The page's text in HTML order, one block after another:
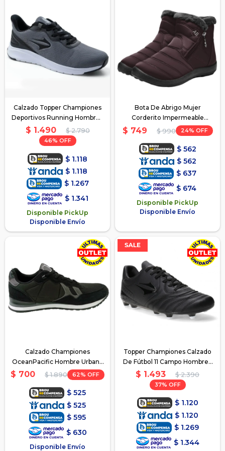
Calzado Topper Championes
Deportivos Running Hombre -
Negro1
$ 1.490 $ 2.790
46
$ 1.118
$ 1.118
$ 1.267
$ 1.341
Disponible PickUp
Disponible Envío
Bota De Abrigo Mujer
Corderito Impermeable
C/cierre - Marron
$ 749 $ 990 24
$ 562
$ 562
$ 637
$ 674
Disponible PickUp
Disponible Envío
Calzado Championes
OceanPacific Hombre Urbano
Casual - Negro
$ 700 $ 1.890 62
$ 525
$ 525
$ 595
$ 630
Disponible Envío
Topper Championes Calzado
De Fútbol 11 Campo Hombre -
Negro
$ 1.493 $ 2.390
37
$ 1.120
$ 1.120
$ 1.269
$ 1.344